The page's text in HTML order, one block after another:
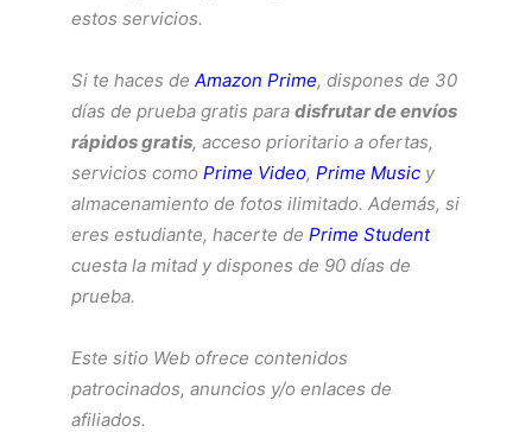
estos servicios.
Si te haces de Amazon Prime, dispones de 30
días de prueba gratis para disfrutar de envíos
rápidos gratis, acceso prioritario a ofertas,
servicios como Prime Video, Prime Music y
almacenamiento de fotos ilimitado. Además, si
eres estudiante, hacerte de Prime Student
cuesta la mitad y dispones de 90 días de
prueba.
Este sitio Web ofrece contenidos
patrocinados, anuncios y/o enlaces de
afiliados.